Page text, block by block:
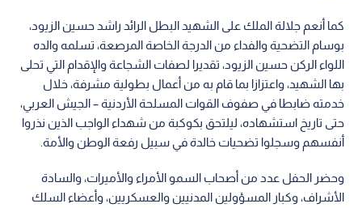
كما أنعم جلالة الملك على الشهيد البطل الرائد راشد حسين الزيود،
بوسام التضحية والفداء من الدرجة الخاصة المرصعة، تسلمه والده
اللواء الركن حسين الزيود، تقديرا لصفات الشجاعة والإقدام التي تحلى
بها الشهيد، واعتزازا بما قام به من أعمال بطولية مشرفة، خلال
خدمته ضابطا في صفوف القوات المسلحة الأردنية – الجيش العربي،
حتى تاريخ استشهاده، ليلتحق بكوكبة من شهداء الواجب الذين نذروا
أنفسهم وسجلوا تضحيات خالدة في سبيل رفعة الوطن والأمة.
وحضر الحفل عدد من أصحاب السمو الأمراء والأميرات، والسادة
الأشراف، وكبار المسؤولين المدنيين والعسكريين، وأعضاء السلك